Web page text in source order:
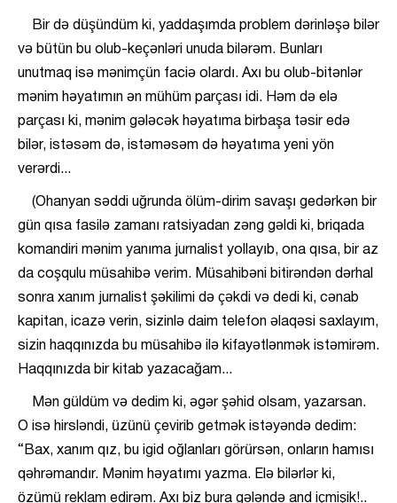
Bir də düşündüm ki, yaddaşımda problem dərinləşə bilər
və bütün bu olub-keçənləri unuda bilərəm. Bunları
unutmaq isə mənimçün faciə olardı. Axı bu olub-bitənlər
mənim həyatımın ən mühüm parçası idi. Həm də elə
parçası ki, mənim gələcək həyatıma birbaşa təsir edə
bilər, istəsəm də, istəməsəm də həyatıma yeni yön
verərdi...
(Ohanyan səddi uğrunda ölüm-dirim savaşı gedərkən bir
gün qısa fasilə zamanı ratsiyadan zəng gəldi ki, briqada
komandiri mənim yanıma jurnalist yollayıb, ona qısa, bir az
da coşqulu müsahibə verim. Müsahibəni bitirəndən dərhal
sonra xanım jurnalist şəkilimi də çəkdi və dedi ki, cənab
kapitan, icazə verin, sizinlə daim telefon əlaqəsi saxlayım,
sizin haqqınızda bu müsahibə ilə kifayətlənmək istəmirəm.
Haqqınızda bir kitab yazacağam...
Mən güldüm və dedim ki, əgər şəhid olsam, yazarsan.
O isə hirsləndi, üzünü çevirib getmək istəyəndə dedim:
“Bax, xanım qız, bu igid oğlanları görürsən, onların hamısı
qəhrəmandır. Mənim həyatımı yazma. Elə bilərlər ki,
özümü reklam edirəm. Axı biz bura gələndə and içmişik!..